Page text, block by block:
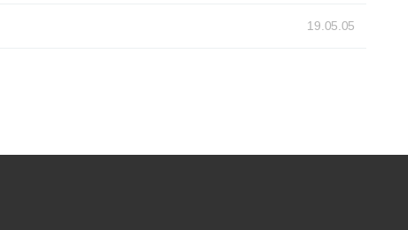
19.05.05